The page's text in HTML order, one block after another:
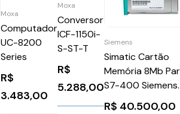
Moxa
Computador
UC-8200
Series
R$
3.483,00
Moxa
Conversor
ICF-1150i-
S-ST-T
R$
5.288,00
Siemens
Simatic Cartão
Memória 8Mb
S7-400 Siemens
R$ 40.500,00